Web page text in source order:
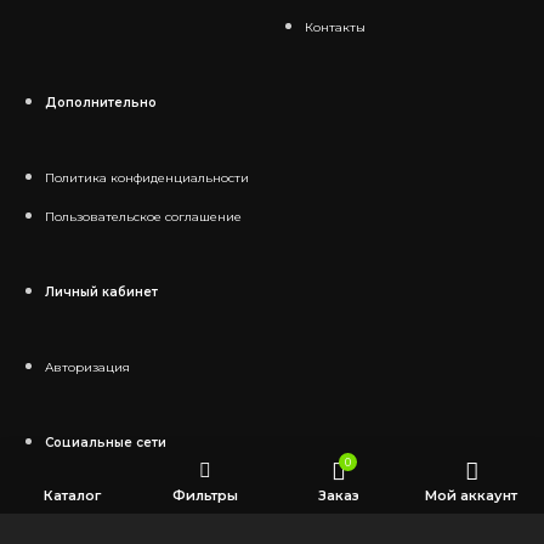
Контакты
Дополнительно
Политика конфиденциальности
Пользовательское соглашение
Личный кабинет
Авторизация
Социальные сети
Каталог Фильтры
0
Заказ Мой аккаунт